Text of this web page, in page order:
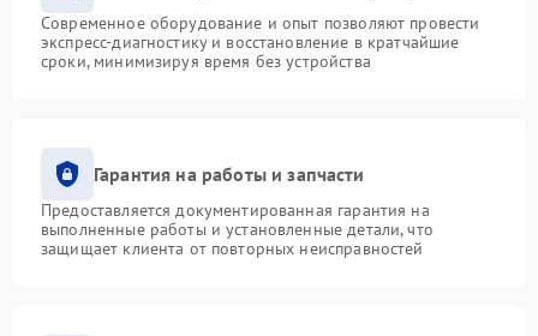
Современное оборудование и опыт позволяют провести
экспресс-диагностику и восстановление в кратчайшие
сроки, минимизируя время без устройства
Гарантия на работы и запчасти
Предоставляется документированная гарантия на
выполненные работы и установленные детали, что
защищает клиента от повторных неисправностей